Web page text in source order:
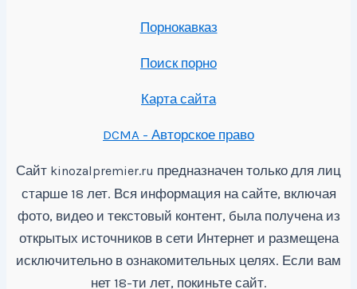
Порнокавказ
Поиск порно
Карта сайта
DCMA - Авторское право
Сайт kinozalpremier.ru предназначен только для лиц
старше 18 лет. Вся информация на сайте, включая
фото, видео и текстовый контент, была получена из
открытых источников в сети Интернет и размещена
исключительно в ознакомительных целях. Если вам
нет 18-ти лет, покиньте сайт.